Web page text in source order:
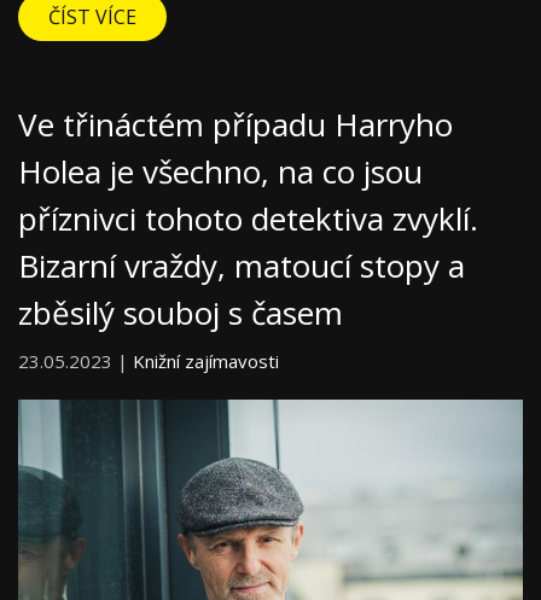
ČÍST VÍCE
Ve třináctém případu Harryho
Holea je všechno, na co jsou
příznivci tohoto detektiva zvyklí.
Bizarní vraždy, matoucí stopy a
zběsilý souboj s časem
23.05.2023 | Knižní zajímavosti